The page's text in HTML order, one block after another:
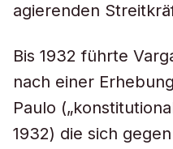
agierenden
Bis 1932 führte
nach einer
Paulo
1932) die sich